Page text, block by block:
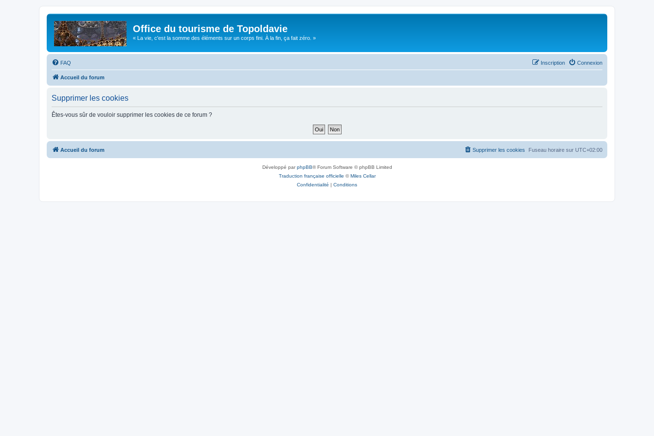
Office du tourisme de Topoldavie
« La vie, c'est la somme des éléments sur un corps fini. À la fin, ça fait zéro. »
FAQ Connexion
Inscription
Accueil du forum
Supprimer les cookies
Êtes-vous sûr de vouloir supprimer les cookies de ce forum ?
Accueil du forum Fuseau horaire sur UTC+02:00
Supprimer les cookies
Développé parphpBB® Forum Software © phpBB Limited
Traduction française officielle ©Miles Cellar
Confidentialité | Conditions